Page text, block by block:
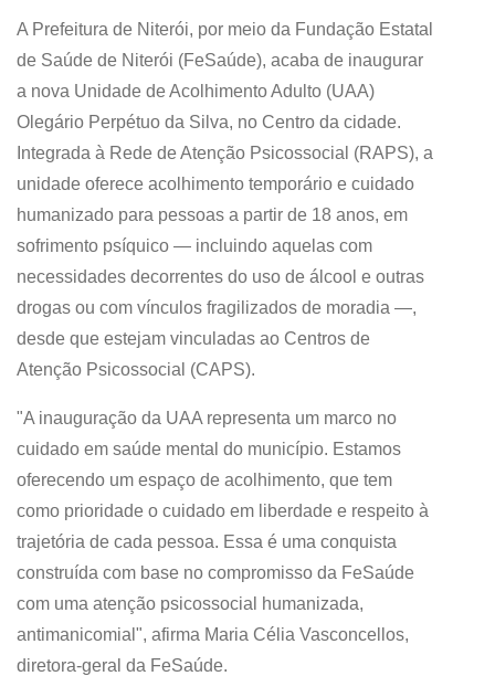
A Prefeitura de Niterói, por meio da Fundação Estatal
de Saúde de Niterói (FeSaúde), acaba de inaugurar
a nova Unidade de Acolhimento Adulto (UAA)
Olegário Perpétuo da Silva, no Centro da cidade.
Integrada à Rede de Atenção Psicossocial (RAPS), a
unidade oferece acolhimento temporário e cuidado
humanizado para pessoas a partir de 18 anos, em
sofrimento psíquico — incluindo aquelas com
necessidades decorrentes do uso de álcool e outras
drogas ou com vínculos fragilizados de moradia —,
desde que estejam vinculadas ao Centros de
Atenção Psicossocial (CAPS).
"A inauguração da UAA representa um marco no
cuidado em saúde mental do município. Estamos
oferecendo um espaço de acolhimento, que tem
como prioridade o cuidado em liberdade e respeito à
trajetória de cada pessoa. Essa é uma conquista
construída com base no compromisso da FeSaúde
com uma atenção psicossocial humanizada,
antimanicomial", afirma Maria Célia Vasconcellos,
diretora-geral da FeSaúde.